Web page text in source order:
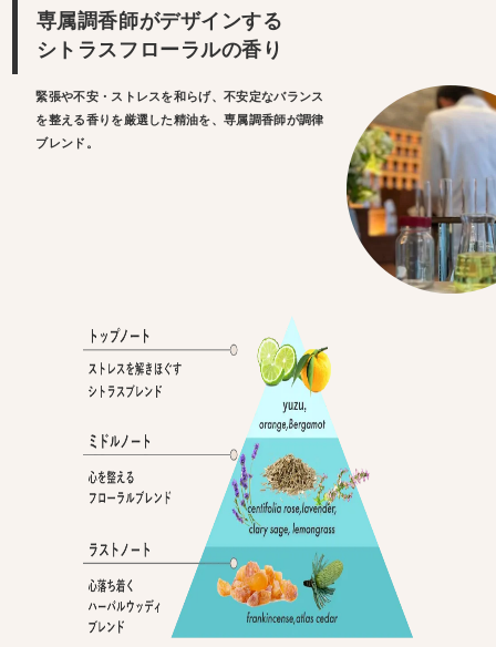
専属調香師がデザインする
シトラスフローラルの香り
緊張や不安・ストレスを和らげ、不安定なバランス
を整える香りを厳選した精油を、専属調香師が調律
ブレンド。